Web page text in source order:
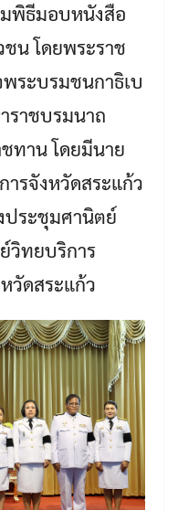
มพิธีมอบหนังสือ
ชน โดยพระราช
ระบรมชนกาธิเบ
ราชบรมนาถ
ทาน โดยมีนาย
รจังหวัดสระแก้ว
ประชุมศานิตย์
วิทยบริการ
วัดสระแก้ว